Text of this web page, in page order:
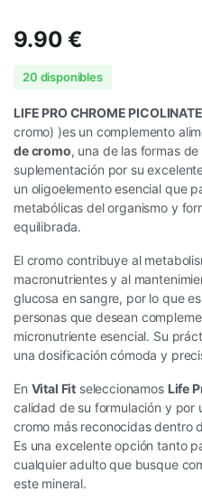
9.90€
20 disponibles
LIFE PRO CHROME
cromo) )es un complemento
de cromo, una de las formas
suplementación por su
un oligoelemento esencial que
metabólicas del organismo y
equilibrada.
El cromo contribuye al
macronutrientes y al
glucosa en sangre, por lo que
personas que desean
micronutriente esencial. Su
una dosificación cómoda y
En Vital Fit seleccionamos Life
calidad de su formulación y por
cromo más reconocidas dentro
Es una excelente opción tanto
cualquier adulto que busque
este mineral.